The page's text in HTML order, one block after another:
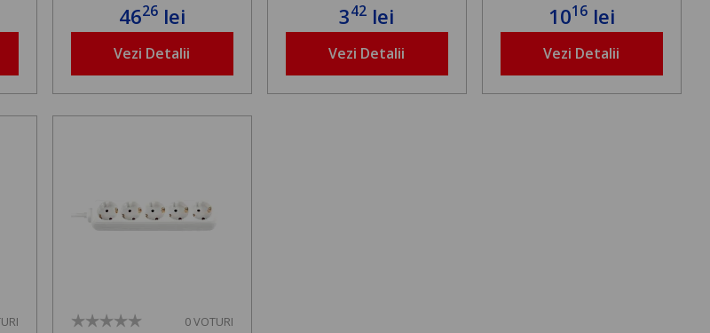
4626lei
Vezi Detalii
342 lei
Vezi Detalii
1016lei
Vezi Detalii
0 VOTURI